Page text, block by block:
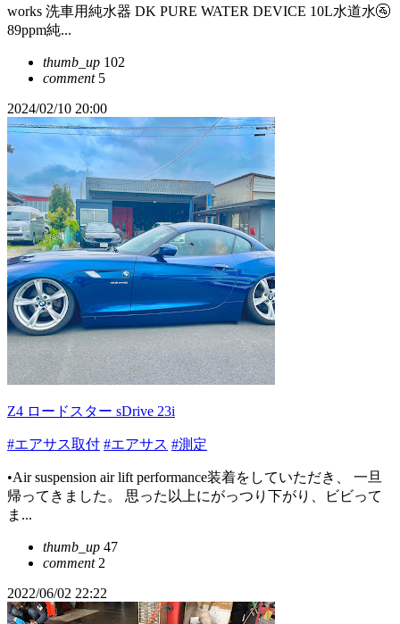
works 洗車用純水器 DK PURE WATER DEVICE 10L水道水🚰
89ppm純...
thumb_up 102
comment5
2024/02/10 20:00
Z4 ロードスター sDrive 23i
#エアサス取付 #エアサス #測定
•Air suspension air lift performance装着をしていただき、 一旦
帰ってきました。 思った以上にがっつり下がり、ビビって
ま...
thumb_up 47
comment2
2022/06/02 22:22